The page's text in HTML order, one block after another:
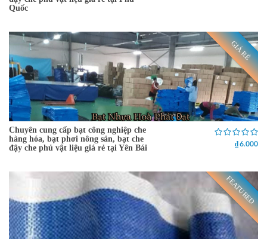
Quốc
GIÁ RẺ
Chuyên cung cấp bạt công nghiệp che
hàng hóa, bạt phơi nông sản, bạt che
đậy che phủ vật liệu giá rẻ tại Yên Bái
₫ 6.000
FEATURED